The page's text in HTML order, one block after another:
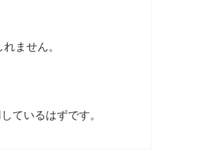
ません。
ているはずです。